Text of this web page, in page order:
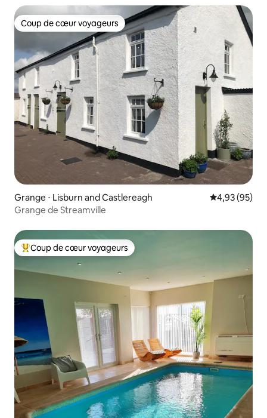
Coup de cœur voyageurs
Coup de cœur voyageurs
Grange ⋅ Lisburn and Castlereagh Évaluation
4,93 (95)
Grange de Streamville
Coups de cœur voyageurs les plus appréciés
Coup de cœur voyageurs